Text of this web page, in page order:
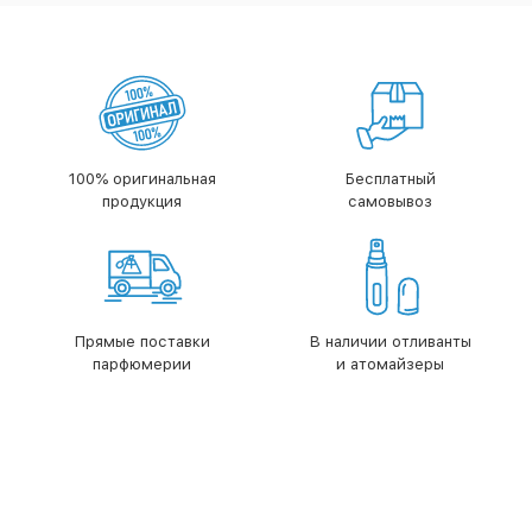
100% оригинальная
продукция
Бесплатный
самовывоз
Прямые поставки
парфюмерии
В наличии отливанты
и атомайзеры